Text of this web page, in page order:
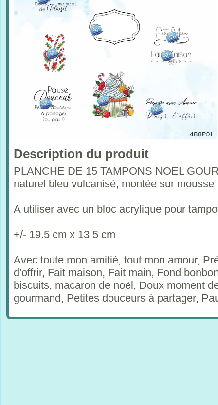
Description du produit
PLANCHE DE 15 TAMPONS NOEL
naturel bleu vulcanisé, montée sur
A utiliser avec un bloc acrylique pour
+/- 19.5 cm x 13.5 cm
Avec toute mon amitié, tout mon amour,
d'offrir, Fait maison, Fait main, Fond
biscuits, macaron de noël, Doux moment
gourmand, Petites douceurs à partager,